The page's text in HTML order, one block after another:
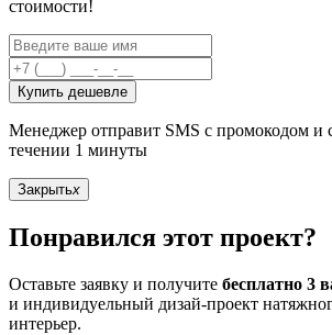
стоимости!
Купить дешевле
Менеджер отправит SMS с промокодом и
течении 1 минуты
Закрытьx
Понравился этот проект?
Оставьте заявку и получите бесплатно 3
и индивидуельный дизай-проект
интерьер.